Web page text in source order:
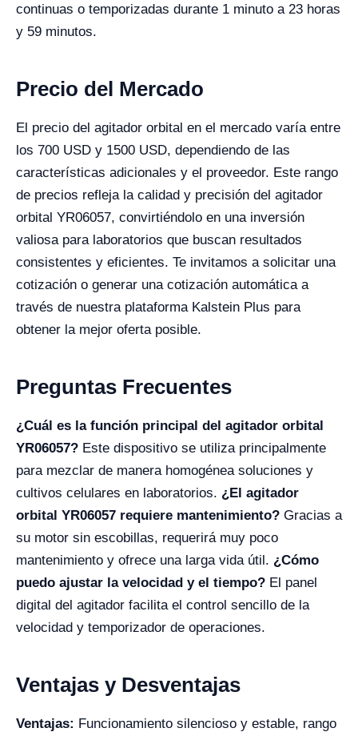
continuas o temporizadas durante 1 minuto a 23 horas
y 59 minutos.
Precio del Mercado
El precio del agitador orbital en el mercado varía entre
los 700 USD y 1500 USD, dependiendo de las
características adicionales y el proveedor. Este rango
de precios refleja la calidad y precisión del agitador
orbital YR06057, convirtiéndolo en una inversión
valiosa para laboratorios que buscan resultados
consistentes y eficientes. Te invitamos a solicitar una
cotización o generar una cotización automática a
través de nuestra plataforma Kalstein Plus para
obtener la mejor oferta posible.
Preguntas Frecuentes
¿Cuál es la función principal del agitador orbital
YR06057? Este dispositivo se utiliza principalmente
para mezclar de manera homogénea soluciones y
cultivos celulares en laboratorios. ¿El agitador
orbital YR06057 requiere mantenimiento? Gracias a
su motor sin escobillas, requerirá muy poco
mantenimiento y ofrece una larga vida útil. ¿Cómo
puedo ajustar la velocidad y el tiempo? El panel
digital del agitador facilita el control sencillo de la
velocidad y temporizador de operaciones.
Ventajas y Desventajas
Ventajas: Funcionamiento silencioso y estable, rango